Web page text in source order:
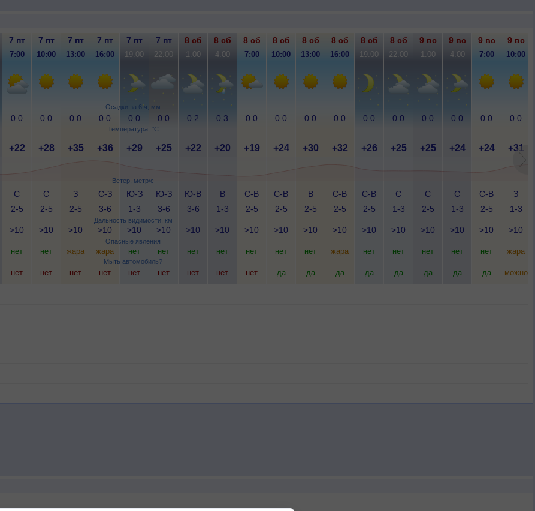
Осадки за 6 ч, мм
Температура, °C
Ветер, метр/с
Дальность видимости, км
Опасные явления
Мыть автомобиль?
7 пт 7 пт 7 пт 7 пт 7 пт 7 пт 8 сб 8 сб 8 сб 8 сб 8 сб 8 сб 8 сб 8 сб 9 вс 9 вс 9 вс 9 вс
7:00 10:00 13:00 16:00 19:00 22:00 1:00 4:00 7:00 10:00 13:00 16:00 19:00 22:00 1:00 4:00 7:00 10:00
0.0 0.0 0.0 0.0 0.0 0.0 0.2 0.3 0.0 0.0 0.0 0.0 0.0 0.0 0.0 0.0 0.0 0.0
+22 +28 +35 +36 +29 +25 +22 +20 +19 +24 +30 +32 +26 +25 +25 +24 +24 +31
С
2-5
С
2-5
З
2-5
С-З
3-6
Ю-З
1-3
Ю-З
3-6
Ю-В
3-6
В
1-3
С-В
2-5
С-В
2-5
В
2-5
С-В
2-5
С-В
2-5
С
1-3
С
2-5
С
1-3
С-В
2-5
З
1-3
>10 >10 >10 >10 >10 >10 >10 >10 >10 >10 >10 >10 >10 >10 >10 >10 >10 >10
нет нет жара жара нет нет нет нет нет нет нет жара нет нет нет нет нет жара
нет нет нет нет нет нет нет нет нет да да да да да да да да можно